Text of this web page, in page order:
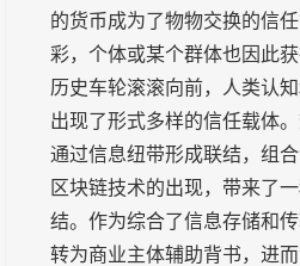
的货币成为了物物交换的信
彩，个体或某个群体也因此
历史车轮滚滚向前，人类认
出现了形式多样的信任载体
通过信息纽带形成联结，组
区块链技术的出现，带来了
结。作为综合了信息存储和
转为商业主体辅助背书，进